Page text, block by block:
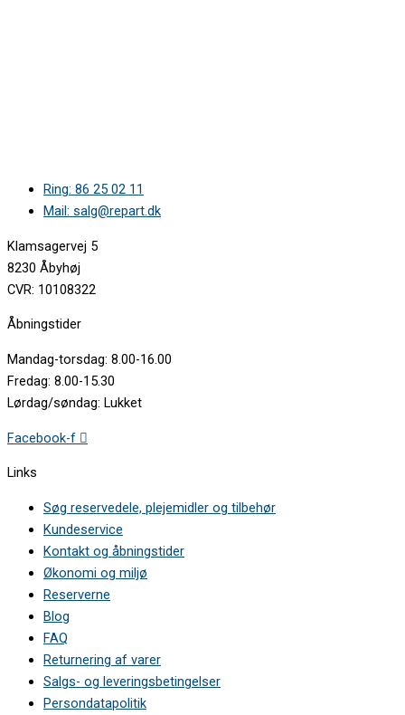
Ring: 86 25 02 11
Mail: salg@repart.dk
Klamsagervej 5
8230 Åbyhøj
CVR: 10108322
Åbningstider
Mandag-torsdag: 8.00-16.00
Fredag: 8.00-15.30
Lørdag/søndag: Lukket
Facebook-f
Links
Søg reservedele, plejemidler og tilbehør
Kundeservice
Kontakt og åbningstider
Økonomi og miljø
Reserverne
Blog
FAQ
Returnering af varer
Salgs- og leveringsbetingelser
Persondatapolitik